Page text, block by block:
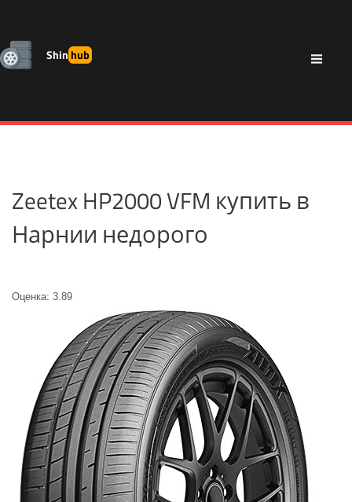
Shinhub
Zeetex HP2000 VFM купить в
Нарнии недорого
Оценка: 3.89